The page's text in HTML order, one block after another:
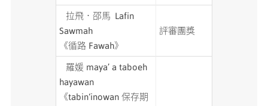
拉飛．邵馬 Lafin
Sawmah
《循路 Fawah》
評審團獎
羅媛 maya’ a taboeh
hayawan
《tabin‘inowan 保存期